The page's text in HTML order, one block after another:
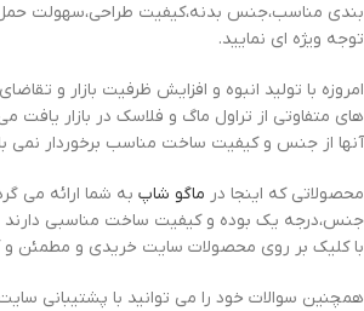
بندی مناسب،جنس بدنه،کیفیت طراحی،سهولت
توجه ویژه ای نمایید.
امروزه با تولید انبوه و افزایش ظرفیت بازار و
های متفاوتی از تراول ماگ و فلاسک در بازار یافت
آنها از جنس و کیفیت ساخت مناسب برخوردار نمی
محصولاتی که اینجا در ماگو شاپ به شما ارائه می
جنس،درجه یک بوده و کیفیت ساخت مناسبی دارند
با کلیک بر روی محصولات سایت خریدی و مطمئن و
همچنین سوالات خود را می توانید با پشتیبانی